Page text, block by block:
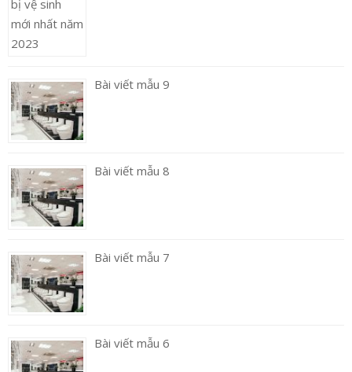
Bài viết mẫu 9
Bài viết mẫu 8
Bài viết mẫu 7
Bài viết mẫu 6